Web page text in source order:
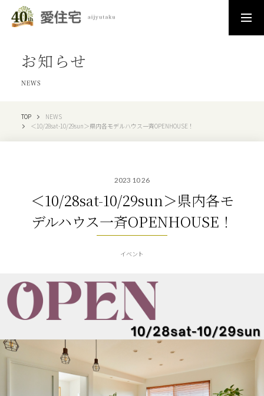
お知らせ
NEWS
TOP
NEWS
＜10/28sat-10/29sun＞県内各モデルハウス一斉OPENHOUSE！
2023 10 26
＜10/28sat-10/29sun＞県内各モ
デルハウス一斉OPENHOUSE！
イベント